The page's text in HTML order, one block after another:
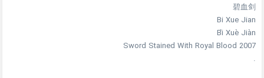
碧血剑
Bi Xue Jian
Bì Xuè Jiàn
Sword Stained With Royal Blood 2007
.